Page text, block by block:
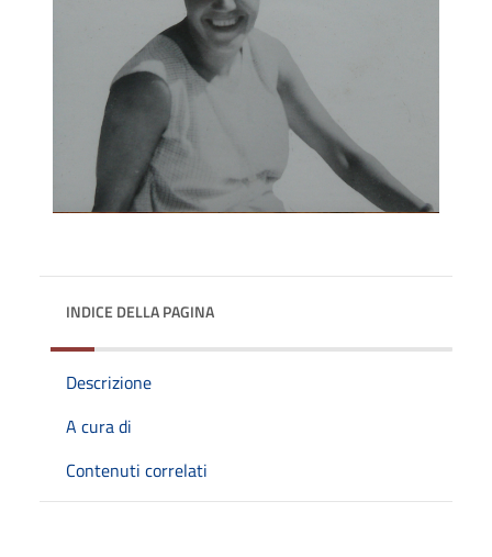
INDICE DELLA PAGINA
Descrizione
A cura di
Contenuti correlati